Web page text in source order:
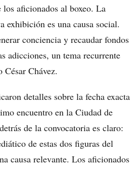
los aficionados al boxeo. La
exhibición es una causa social.
conciencia y recaudar fondos
adicciones, un tema recurrente
Chávez.
detalles sobre la fecha exacta
encuentro en la Ciudad de
de la convocatoria es claro:
de estas dos figuras del
causa relevante. Los aficionados